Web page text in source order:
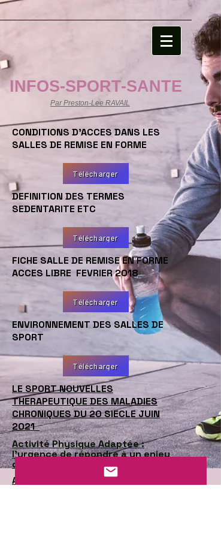
file:///C:/Users/USER/AppData/Local/Temp/MicrosoftEdgeDownloads/58bd2797-
INFOS-SPORT-SANTE
Par Preston-Lee RAVAIL
CONDITIONS D'ACCES DANS LES
SALLES DE REMISE EN FORME
Télécharger
DEFINITION DES TERMES
SEDENTARITE ETC
Télécharger
FICHE SALLE DE REMISE EN FORME
ACCES LIBRE FEVRIER 2018
Télécharger
ENVIRONNEMENT DES SALLES DE
SPORT
Télécharger
LE SPORT NOUVELLES
THERAPEUTIQUE DES MALADIES
CHRONIQUES DU 20 SIECLE JUIN
2021
Activité Physique Adaptée :
l’urgence de répondre à un enjeu
de santé publique !
Appel à projets de recherche 2024